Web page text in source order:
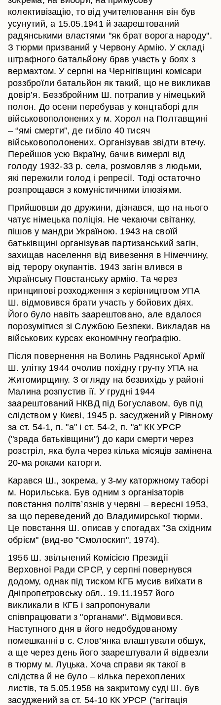
колективізацію, то від учителювання він був
усунутий, а 15.05.1941 й заарештований
радянськими властями "як брат ворога народу".
З тюрми призваний у Червону Армію. У складі
штрафного батальйону брав участь у боях з
вермахтом. У серпні на Чернігівщині комісари
роззброїли батальйон як такий, що не викликав
довір’я. Беззбройним Ш. потрапив у німецький
полон. До осени перебував у концтаборі для
військовополонених у м. Хорол на Полтавщині
– “ямі смерти”, де гибіло 40 тисяч
військовополонених. Організував звідти втечу.
Перейшов усю Вкраїну, бачив вимерлі від
голоду 1932-33 р. села, розмовляв з людьми,
які пережили голод і репресії. Тоді остаточно
розпрощався з комуністичними ілюзіями.
Прийшовши до дружини, дізнався, що на нього
чатує німецька поліція. Не чекаючи світанку,
пішов у мандри Україною. 1943 на своїй
батьківщині організував партизанський загін,
захищав населення від вивезення в Німеччину,
від терору окупантів. 1943 загін влився в
Українську Повстанську армію. Та через
принципові розходження з керівництвом УПА
Ш. відмовився брати участь у бойових діях.
Його було навіть заарештовано, але вдалося
порозумітися зі Службою Безпеки. Викладав на
військових курсах економічну геоґрафію.
Після повернення на Волинь Радянської Армії
Ш. улітку 1944 очолив похідну гру-пу УПА на
Житомирщину. З огляду на безвихідь у районі
Малина розпустив її. У грудні 1944
заарештований НКВД під Богуславом, був під
слідством у Києві, 1945 р. засуджений у Рівному
за ст. 54-1, п. "а" і ст. 54-2, п. "а" КК УРСР
("зрада батьківщини") до кари смерти через
розстріл, яка була через кілька місяців замінена
20-ма роками каторги.
Карався Ш., зокрема, у 3-му каторжному таборі
м. Норильська. Був одним з організаторів
повстання політв’язнів у червні – вересні 1953,
за що переведений до Владимирської тюрми.
Це повстання Ш. описав у спогадах "За східним
обрієм" (вид-во "Смолоскип", 1974).
1956 Ш. звільнений Комісією Президії
Верховної Ради СРСР, у серпні повернувся
додому, однак під тиском КГБ мусив виїхати в
Дніпропетровську обл.. 19.11.1957 його
викликали в КГБ і запропонували
співпрацювати з "органами". Відмовився.
Наступного дня в його недобудованому
помешканні в с. Слов’янка влаштували обшук,
а ще через день його заарештували й відвезли
в тюрму м. Луцька. Хоча справи як такої в
слідства й не було – кілька перехоплених
листів, та 5.05.1958 на закритому суді Ш. був
засуджений за ст. 54-10 КК УРСР ("агітація